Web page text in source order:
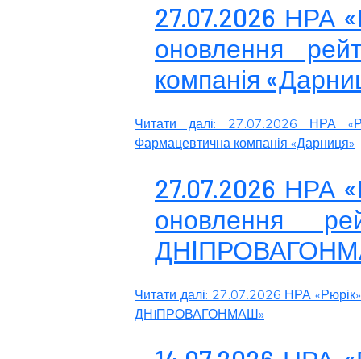
27.07.2026 НРА
оновлення
компанія
Читати далі: 27.07.2026 НРА
Фармацевтична компанія «Дарниця»
27.07.2026 НРА
оновлення
Читати далі: 27.07.2026 НРА
ДНIПРОВАГОНМАШ»